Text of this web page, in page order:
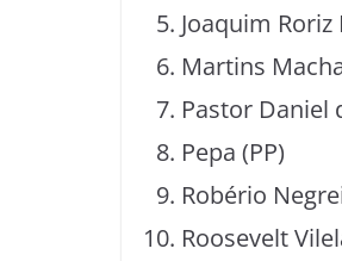
Joaquim Roriz
Martins
Pastor Daniel
Pepa (PP)
Robério
Roosevelt